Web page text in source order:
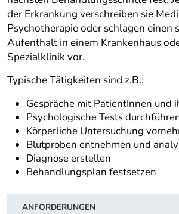
der Erkrankung verschreiben sie
Psychotherapie oder schlagen einen
Aufenthalt in einem Krankenhaus
Spezialklinik vor.
Typische Tätigkeiten sind z.B.:
Gespräche mit PatientInnen und
Psychologische Tests
Körperliche Untersuchung
Blutproben entnehmen und
Diagnose erstellen
Behandlungsplan festsetzen
ANFORDERUNGEN